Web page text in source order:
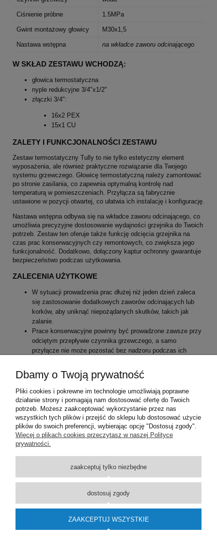
Ciśnienie próbne 1.5MPa
Gwint montażowy głowicy M30x1,5
Nastawa wstępna na wkładce zaworu odcinającego
W SKŁAD ZESTAWU WCHODZĄ:
głowica termostatyczna
nyple redukcyjne 3/4"x1/2"
złączki 3/4":
16x2 PEX
15x1 CU
ZALETY I FUNKCJONALNOŚCI ZESTAWU
Zestaw termostatyczny Tully to nie tylko estetyczny element
wyposażenia, ale również praktyczne rozwiązanie dla Twojego
systemu grzewczego. Głowicę termostatyczną należy zamontować
po stronie zasilania, co zapewnia optymalną kontrolę nad
temperaturą w pomieszczeniach. Przyłącza są fabrycznie
ustawione w pozycji otwartej, co ułatwia ich instalację i konfigurację.
Nastawa wstępna odbywa się na wkładce zaworu odcinającego, co
umożliwia precyzyjne dostosowanie wydajności grzejnika do Twoich
potrzeb. Zestaw ten oferuje także funkcję odcięcia grzejnika na
czas prac konserwacyjnych czy remontowych, co zwiększa jego
funkcjonalność. Dodatkowo, dołączony kaptur ochronny gwarantuje
bezpieczeństwo podczas użytkowania.
ZALECENIA UŻYTKOWE
W sytuacji prowadzenia prac dłużej niż jeden dzień zaleca
się zastosowanie dodatkowych zaworów odcinających lub
korków, aby uniknąć niepożądanych skutków, takich jak
zalanie.
Prace konserwacyjne powinny być prowadzone zawsze przy
odciętym przepływie czynnika grzewczego, a samo
przyłącze nie może pozostać bez nadzoru podczas ich
Wybierz zestaw termostatyczny Tully czarny mat, aby podnieść
designem w harmonii z funkcjonalnością.
```
Pomoc
Dostawa
Moje konto
O firmie
Wsparcie techniczne
Dbamy o Twoją prywatność
Pliki cookies i pokrewne im technologie umożliwiają poprawne
działanie strony i pomagają nam dostosować ofertę do Twoich
potrzeb. Możesz zaakceptować wykorzystanie przez nas
wszystkich tych plików i przejść do sklepu lub dostosować użycie
plików do swoich preferencji, wybierając opcję "Dostosuj zgody".
Więcej o plikach cookies przeczytasz w naszej Polityce
prywatności.
zaakceptuj tylko niezbędne
dostosuj zgody
ZAAKCEPTUJ WSZYSTKIE